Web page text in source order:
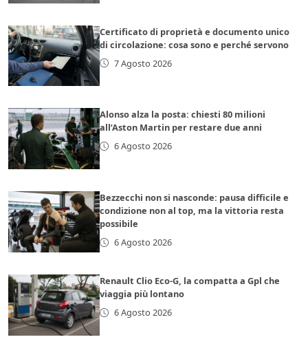
Certificato di proprietà e documento unico
di circolazione: cosa sono e perché servono
7 Agosto 2026
Alonso alza la posta: chiesti 80 milioni
all’Aston Martin per restare due anni
6 Agosto 2026
Bezzecchi non si nasconde: pausa difficile e
condizione non al top, ma la vittoria resta
possibile
6 Agosto 2026
Renault Clio Eco-G, la compatta a Gpl che
viaggia più lontano
6 Agosto 2026